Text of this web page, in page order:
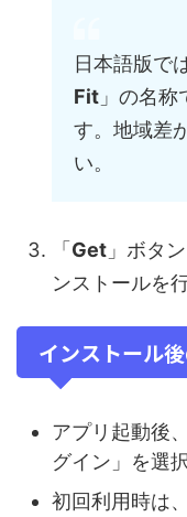
日本語版で
Fit 」の名
す。地域差
い。
「Get 」ボタ
ンストールを
インストール
アプリ起動後
グイン」を選
初回利用時は